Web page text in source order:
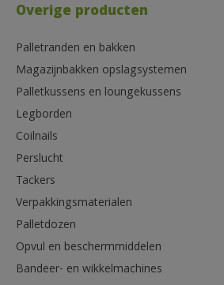
Overige producten
Palletranden en bakken
Magazijnbakken opslagsystemen
Palletkussens en loungekussens
Legborden
Coilnails
Perslucht
Tackers
Verpakkingsmaterialen
Palletdozen
Opvul en beschermmiddelen
Bandeer- en wikkelmachines